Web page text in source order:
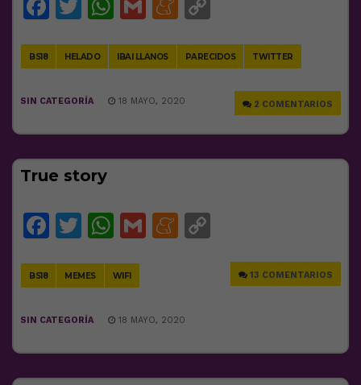
Facebook
Twitter
WhatsApp
GmailMeneame
BS18 HELADO IBAI LLANOS PARECIDOS TWITTER
2 COMENTARIOS
SIN CATEGORÍA 18 MAYO, 2020
True story
Facebook
Twitter
WhatsApp
GmailMeneame
BS18 MEMES WIFI 13 COMENTARIOS
SIN CATEGORÍA 18 MAYO, 2020